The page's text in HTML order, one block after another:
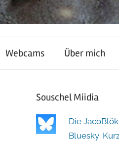
Webcams Über mich
Souschel Miidia
Die
Bluesky: